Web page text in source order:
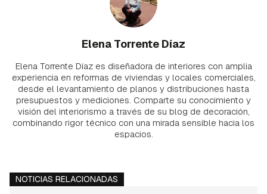
Elena Torrente Díaz
Elena Torrente Díaz es diseñadora de interiores con amplia
experiencia en reformas de viviendas y locales comerciales,
desde el levantamiento de planos y distribuciones hasta
presupuestos y mediciones. Comparte su conocimiento y
visión del interiorismo a través de su blog de decoración,
combinando rigor técnico con una mirada sensible hacia los
espacios.
NOTICIAS RELACIONADAS